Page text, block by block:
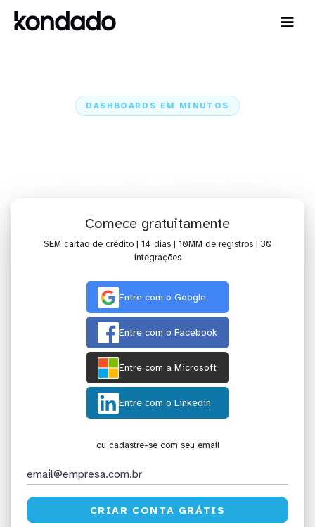
DASHBOARDS EM MINUTOS
Comece gratuitamente
SEM cartão de crédito | 14 dias | 10MM de registros | 30
integrações
Entre com o Google
Entre com o Facebook
Entre com a Microsoft
Entre com o Linkedin
ou cadastre-se com seu email